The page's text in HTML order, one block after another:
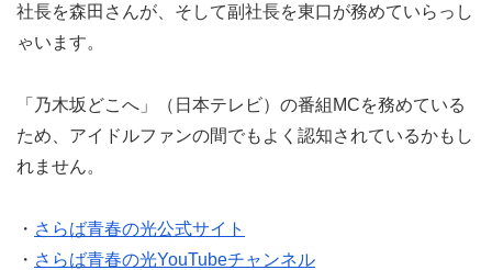
社長を森田さんが、そして副社長を東口が務めていらっし
ゃいます。
「乃木坂どこへ」（日本テレビ）の番組MCを務めている
ため、アイドルファンの間でもよく認知されているかもし
れません。
・ さらば青春の光公式サイト
・ さらば青春の光YouTubeチャンネル